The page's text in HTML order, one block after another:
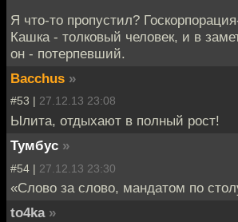
Я что-то пропустил?
Кашка - толковый человек, и в
он - потерпевший.
Bacchus »
#53 | 27.12.13 23:08
Ылита, отдыхают в полный рост!
Тумбус »
#54 | 27.12.13 23:30
«Слово за слово, мандатом по
to4ka »